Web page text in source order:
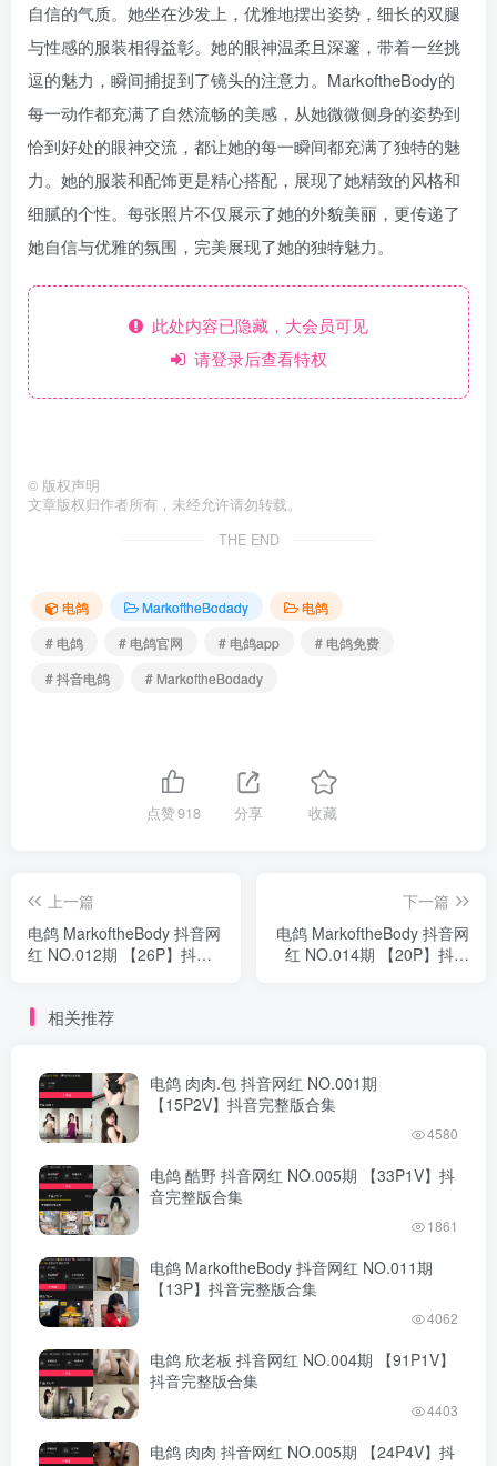
自信的气质。她坐在沙发上，优雅地摆出姿势，细长的双腿
与性感的服装相得益彰。她的眼神温柔且深邃，带着一丝挑
逗的魅力，瞬间捕捉到了镜头的注意力。MarkoftheBody的
每一动作都充满了自然流畅的美感，从她微微侧身的姿势到
恰到好处的眼神交流，都让她的每一瞬间都充满了独特的魅
力。她的服装和配饰更是精心搭配，展现了她精致的风格和
细腻的个性。每张照片不仅展示了她的外貌美丽，更传递了
她自信与优雅的氛围，完美展现了她的独特魅力。
此处内容已隐藏，大会员可见
请登录后查看特权
© 版权声明
文章版权归作者所有，未经允许请勿转载。
THE END
电鸽 MarkoftheBodady
电鸽
# 电鸽
# 电鸽官网 # 电鸽app
# 电鸽免费
# 抖音电鸽
# MarkoftheBodady
点赞918 分享 收藏
上一篇
电鸽 MarkoftheBody 抖音网
红 NO.012期 【26P】抖音
下一篇
电鸽 MarkoftheBody 抖音网
红 NO.014期 【20P】抖音
相关推荐
电鸽 肉肉.包 抖音网红 NO.001期
【15P2V】抖音完整版合集
4580
电鸽 酷野 抖音网红 NO.005期 【33P1V】抖
音完整版合集
1861
电鸽 MarkoftheBody 抖音网红 NO.011期
【13P】抖音完整版合集
4062
电鸽 欣老板 抖音网红 NO.004期 【91P1V】
抖音完整版合集
4403
电鸽 肉肉 抖音网红 NO.005期 【24P4V】抖